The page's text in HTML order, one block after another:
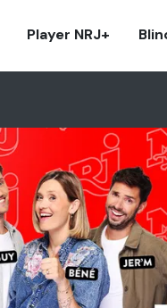
Player NRJ+